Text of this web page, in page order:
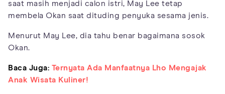
saat masih menjadi calon istri, May Lee tetap
membela Okan saat dituding penyuka sesama jenis.
Menurut May Lee, dia tahu benar bagaimana sosok
Okan.
Baca Juga: Ternyata Ada Manfaatnya Lho Mengajak
Anak Wisata Kuliner!